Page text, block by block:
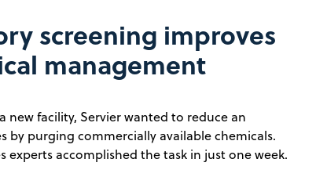
screening improves
management
facility, Servier wanted to reduce an
by purging commercially available chemicals.
experts accomplished the task in just one week.